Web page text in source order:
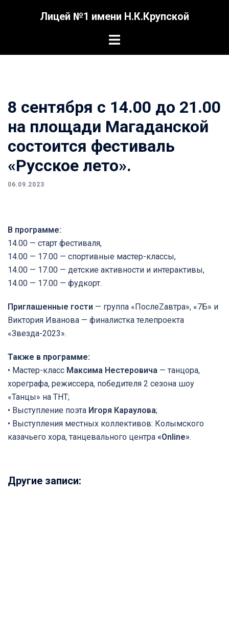
Лицей №1 имени Н.К.Крупской
Переключатель
8 сентября с 14.00 до 21.00
на площади Магаданской
состоится фестиваль
«Русское лето».
06.09.2023
В программе:
14.00 — старт фестиваля,
14.00 — 17.00 — спортивные мастер-классы,
14.00 — 17.00 — детские активности и интерактивы,
14.00 — 17.00 — фудкорт.
Приглашенные гости — группа «ПослеZавтра», «7Б» и
Виктория Иванова — финалистка телепроекта
«Звезда-2023».
Также в программе:
• Мастер-класс Максима Нестеровича — танцора,
хореграфа, режиссера, победителя 2 сезона шоу
«Танцы» на ТНТ;
• Выступление поэта Игоря Караулова;
• Выступления местных коллективов: Колымского
казачьего хора, танцевального центра «Online».
Другие записи: